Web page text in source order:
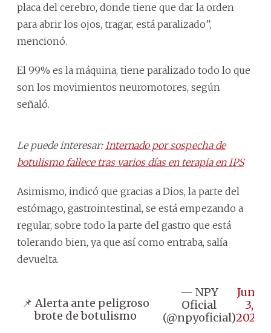
placa del cerebro, donde tiene que dar la orden
para abrir los ojos, tragar, está paralizado”,
mencionó.
El 99% es la máquina, tiene paralizado todo lo que
son los movimientos neuromotores, según
señaló.
Le puede interesar: Internado por sospecha de
botulismo fallece tras varios días en terapia en IPS
Asimismo, indicó que gracias a Dios, la parte del
estómago, gastrointestinal, se está empezando a
regular, sobre todo la parte del gastro que está
tolerando bien, ya que así como entraba, salía
devuelta.
📌 Alerta ante peligroso
brote de botulismo
— NPY
Oficial
(@npyoficial)
June
3,
2026